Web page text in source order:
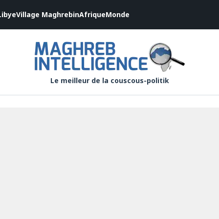
Village MaghrebinAfriqueMonde
Le meilleur de la couscous-politik